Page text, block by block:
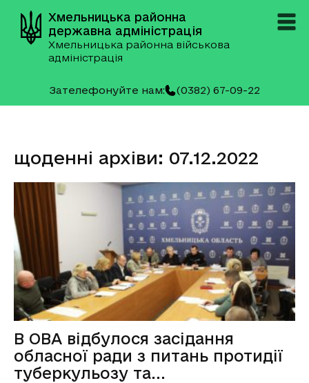
Хмельницька районна
державна адміністрація
Хмельницька районна військова
адміністрація
Зателефонуйте нам: (0382) 67-09-22
щоденні архіви: 07.12.2022
В ОВА відбулося засідання
обласної ради з питань протидії
туберкульозу та...